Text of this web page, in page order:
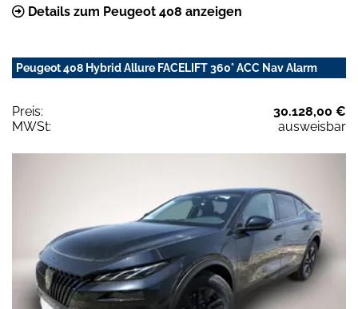
Details zum Peugeot 408 anzeigen
Peugeot 408 Hybrid Allure FACELIFT 360° ACC Nav Alarm
Preis:
30.128,00 €
MWSt:
ausweisbar